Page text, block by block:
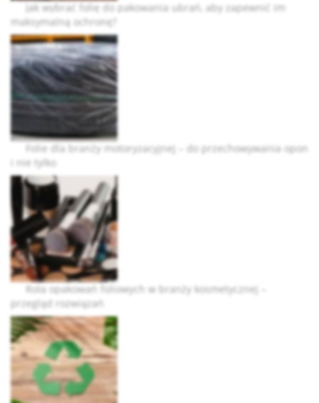
Jak wybrać folię do pakowania ubrań, aby zapewnić im
maksymalną ochronę?
Folie dla branży motoryzacyjnej – do przechowywania opon
i nie tylko
Rola opakowań foliowych w branży kosmetycznej –
przegląd rozwiązań